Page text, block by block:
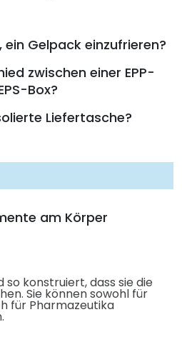
Gelpack einzufrieren?
zwischen einer EPP-
Box?
Liefertasche?
am Körper
so konstruiert, dass sie die
Sie können sowohl für
für Pharmazeutika